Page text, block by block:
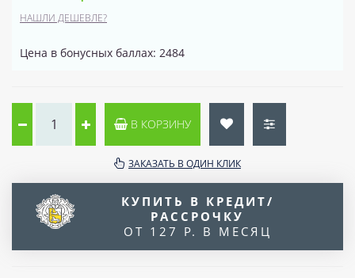
НАШЛИ ДЕШЕВЛЕ?
Цена в бонусных баллах: 2484
В КОРЗИНУ
ЗАКАЗАТЬ В ОДИН КЛИК
КУПИТЬ В КРЕДИТ/
РАССРОЧКУ
ОТ 127 Р. В МЕСЯЦ